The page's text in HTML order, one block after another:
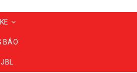
BÁO